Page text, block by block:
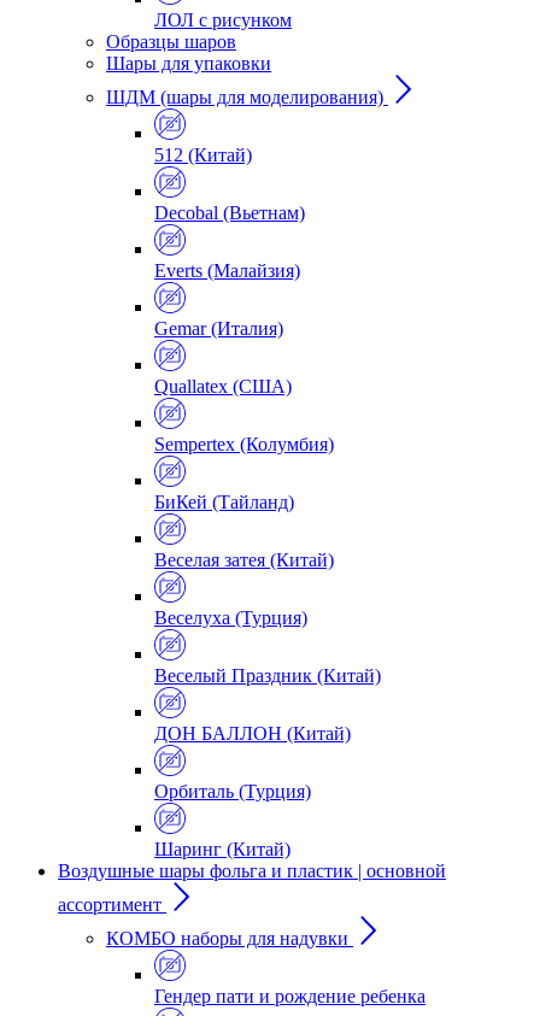
ЛОЛ с рисунком
Образцы шаров
Шары для упаковки
ШДМ (шары для моделирования)
512 (Китай)
Decobal (Вьетнам)
Everts (Малайзия)
Gemar (Италия)
Quallatex (США)
Sempertex (Колумбия)
БиКей (Тайланд)
Веселая затея (Китай)
Веселуха (Турция)
Веселый Праздник (Китай)
ДОН БАЛЛОН (Китай)
Орбиталь (Турция)
Шаринг (Китай)
Воздушные шары фольга и пластик | основной
ассортимент
КОМБО наборы для надувки
Гендер пати и рождение ребенка